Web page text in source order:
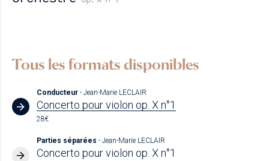
Tous les formats disponibles
Conducteur - Jean-Marie LECLAIR
Concerto pour violon op. X n°1
28€
Parties séparées - Jean-Marie LECLAIR
Concerto pour violon op. X n°1